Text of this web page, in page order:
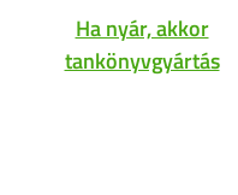
Ha nyár, akkor
tankönyvgyártás